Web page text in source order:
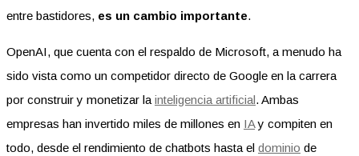
entre bastidores, es un cambio importante.
OpenAI, que cuenta con el respaldo de Microsoft, a menudo ha
sido vista como un competidor directo de Google en la carrera
por construir y monetizar la inteligencia artificial. Ambas
empresas han invertido miles de millones en IAy compiten en
todo, desde el rendimiento de chatbots hasta el dominio de